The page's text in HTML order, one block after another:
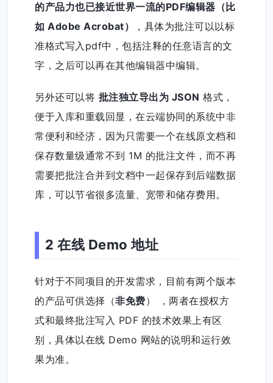
的产品力也已接近世界一流的PDF编辑器（比
如 Adobe Acrobat）
，具体为批注可以以标
准格式写入pdf中，包括注释的任意语言的文
字，之后可以再在其他编辑器中编辑。
另外还可以将 批注独立导出为 JSON 格式，
便于入库和重载回显，在云端协同的系统中非
常便利和经济，因为只需要一个在线原文档和
保存数量级通常不到 1M 的批注文件，而不再
需要把批注合并到文档中一起保存到后端数据
库，可以节省很多流量、宽带和储存费用。
2 在线 Demo 地址
针对于不同项目的开发需求，目前有两个版本
的产品可供选择（非免费） ，两者在授权方
式和最终批注写入 PDF 的技术效果上有区
别，具体以在线 Demo 网站的说明和运行效
果为准。